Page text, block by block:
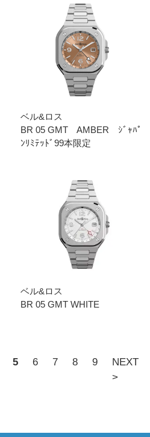
ベル&ロス
BR 05 GMT AMBER ｼﾞｬﾊﾟ
ﾝﾘﾐﾃｯﾄﾞ99本限定
ベル&ロス
BR 05 GMT WHITE
5 6 7 8 9
NEXT
>